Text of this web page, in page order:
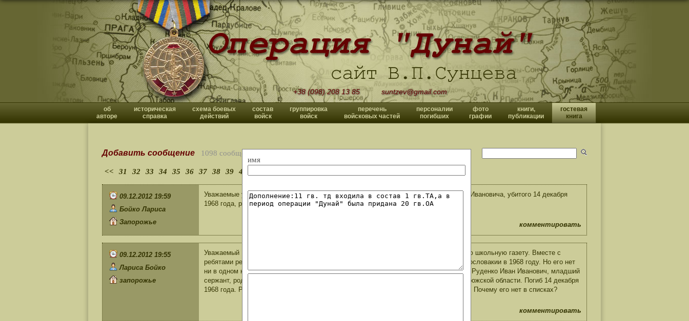
+38 (098) 208 13 85 suntzev@gmail.com
об
авторе
историческая
справка
схема боевых
действий
состав
войск
группировка
войск
перечень
войсковых частей
персоналии
погибших
фото
графии
книги,
публикации
гостевая
книга
имя
Добавить сообщение 1098 сообщений
<< 31 32 33 34 35 36 37 38 39 40
09.12.2012 19:59
Бойко Лариса
Запорожье
Уважаемые участники боевых действий в Чехословакии! Кто помнит Руденко Ивана Ивановича, убитого 14 декабря
1968 года, расскажите, пожалуйста, о нем.
комментировать
09.12.2012 19:55
Лариса Бойко
запорожье
Уважаемый Владислав Петрович!Я работаю учителем в сельской школе, редактирую школьную газету. Вместе с
ребятами решили написать статью о воине-интернационалисте, который погиб в Чехословакии в 1968 году. Но его нет
ни в одном найденном мной списке. Все, что мне известно, так это то, что его звали Руденко Иван Иванович, младший
сержант, родился 14 октября 1949 года в селе Тарасовка Пологовского района Запорожской области. Погиб 14 декабря
1968 года. Расстрелян из окна четвертого этажа. Родителей его уже нет, брат уехал. Почему его нет в списках?
комментировать